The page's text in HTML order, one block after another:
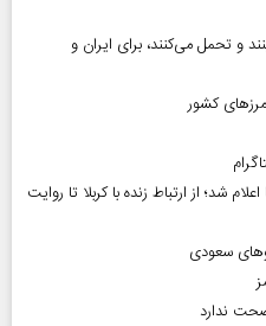
و تحمل می‌کنند، برای ایران و
شد؛ از ارتباط زنده با کربلا تا روایت
سعودی
ندارد